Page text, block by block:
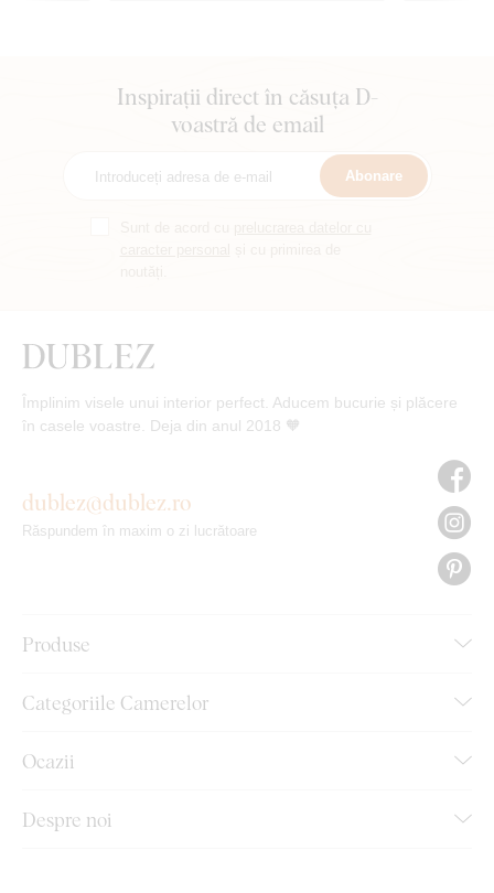
Inspirații direct în căsuța D-
voastră de email
Abonare
Împlinim visele unui interior perfect. Aducem bucurie și plăcere
în casele voastre. Deja din anul 2018 🧡
Produse
Categoriile Camerelor
Ocazii
Despre noi
dublez@dublez.ro
Răspundem în maxim o zi lucrătoare